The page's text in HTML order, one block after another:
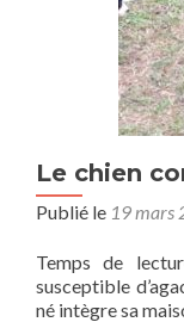
Le chien
Publié le 19 mars
Temps de
susceptible
né intègre sa